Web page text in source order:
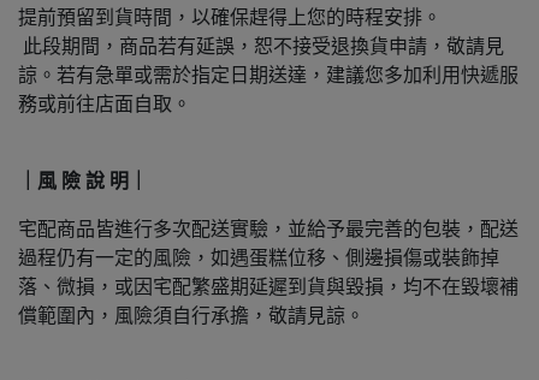
提前預留到貨時間，以確保趕得上您的時程安排。
此段期間，商品若有延誤，恕不接受退換貨申請，敬請見
諒。若有急單或需於指定日期送達，建議您多加利用快遞服
務或前往店面自取。
｜風 險 說 明｜
宅配商品皆進行多次配送實驗，並給予最完善的包裝，配送
過程仍有一定的風險，如遇蛋糕位移、側邊損傷或裝飾掉
落、微損，或因宅配繁盛期延遲到貨與毀損，均不在毀壞補
償範圍內，風險須自行承擔，敬請見諒。